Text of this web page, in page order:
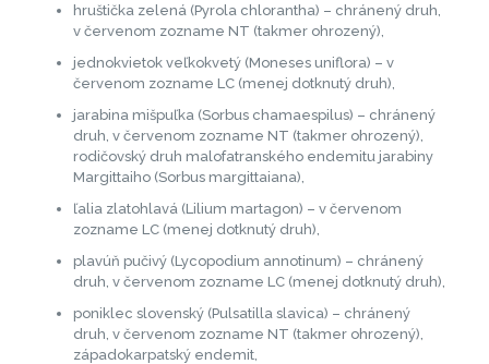
hruštička zelená (Pyrola chlorantha) – chránený druh,
v červenom zozname NT (takmer ohrozený),
jednokvietok veľkokvetý (Moneses uniflora) – v
červenom zozname LC (menej dotknutý druh),
jarabina mišpuľka (Sorbus chamaespilus) – chránený
druh, v červenom zozname NT (takmer ohrozený),
rodičovský druh malofatranského endemitu jarabiny
Margittaiho (Sorbus margittaiana),
ľalia zlatohlavá (Lilium martagon) – v červenom
zozname LC (menej dotknutý druh),
plavúň pučivý (Lycopodium annotinum) – chránený
druh, v červenom zozname LC (menej dotknutý druh),
poniklec slovenský (Pulsatilla slavica) – chránený
druh, v červenom zozname NT (takmer ohrozený),
západokarpatský endemit,